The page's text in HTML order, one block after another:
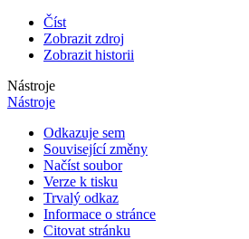
Číst
Zobrazit zdroj
Zobrazit historii
Nástroje
Nástroje
Odkazuje sem
Související změny
Načíst soubor
Verze k tisku
Trvalý odkaz
Informace o stránce
Citovat stránku